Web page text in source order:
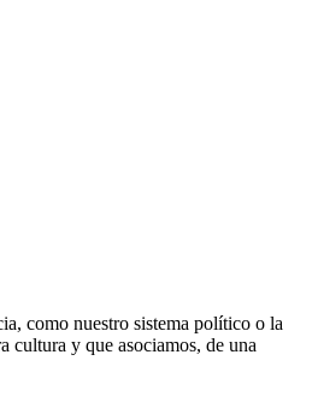
como nuestro sistema político o la
cultura y que asociamos, de una